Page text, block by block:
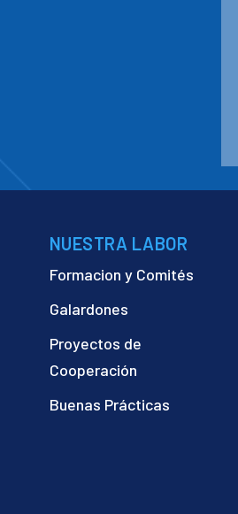
NUESTRA LABOR
Formacion y Comités
Galardones
Proyectos de
Cooperación
Buenas Prácticas